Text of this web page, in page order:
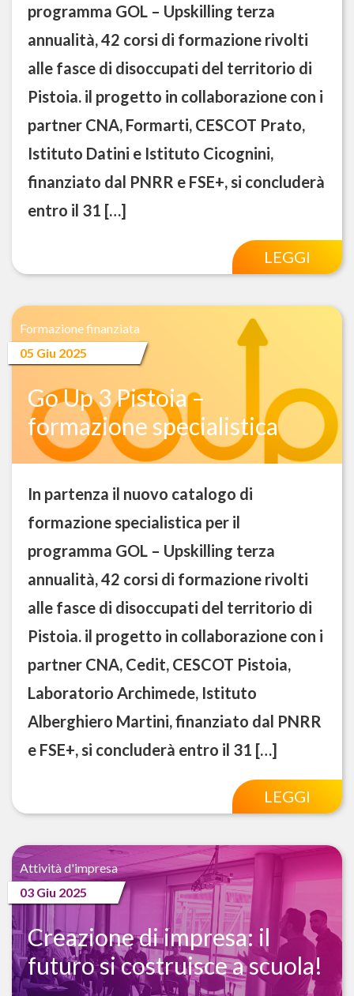
programma GOL – Upskilling terza
annualità, 42 corsi di formazione rivolti
alle fasce di disoccupati del territorio di
Pistoia. il progetto in collaborazione con i
partner CNA, Formarti, CESCOT Prato,
Istituto Datini e Istituto Cicognini,
finanziato dal PNRR e FSE+, si concluderà
entro il 31 […]
LEGGI
Formazione finanziata
05 Giu 2025
Go Up 3 Pistoia –
formazione specialistica
In partenza il nuovo catalogo di
formazione specialistica per il
programma GOL – Upskilling terza
annualità, 42 corsi di formazione rivolti
alle fasce di disoccupati del territorio di
Pistoia. il progetto in collaborazione con i
partner CNA, Cedit, CESCOT Pistoia,
Laboratorio Archimede, Istituto
Alberghiero Martini, finanziato dal PNRR
e FSE+, si concluderà entro il 31 […]
LEGGI
Attività d'impresa
03 Giu 2025
Creazione di impresa: il
futuro si costruisce a scuola!